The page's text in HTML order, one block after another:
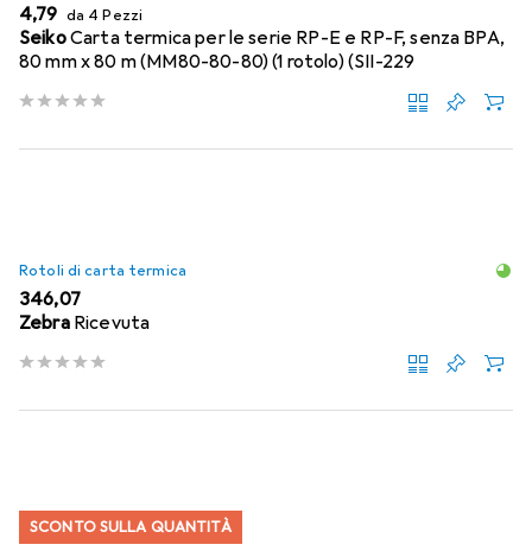
EUR
4,79 da 4 Pezzi
SeikoCarta termica per le serie RP-E e RP-F, senza BPA,
80 mm x 80 m (MM80-80-80) (1 rotolo) (SII-229
Rotoli di carta termica
EUR
346,07
Zebra Ricevuta
SCONTO SULLA QUANTITÀ